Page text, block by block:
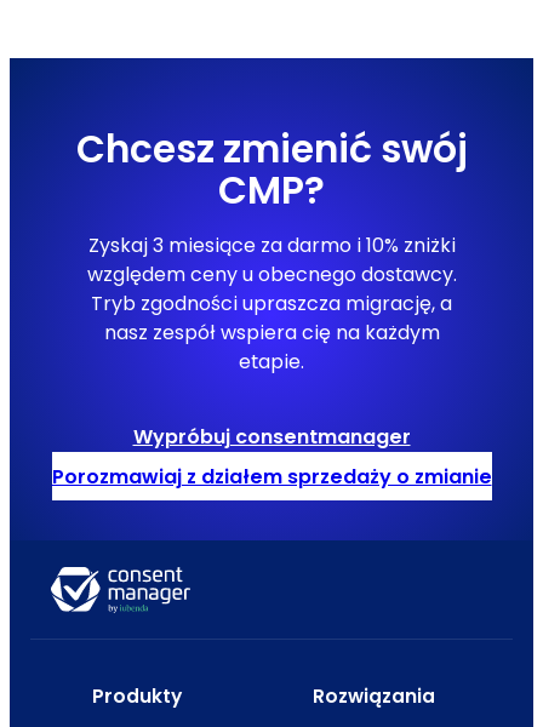
Chcesz zmienić swój
CMP?
Zyskaj 3 miesiące za darmo i 10% zniżki
względem ceny u obecnego dostawcy.
Tryb zgodności upraszcza migrację, a
nasz zespół wspiera cię na każdym
etapie.
Wypróbuj consentmanager
Porozmawiaj z działem sprzedaży o zmianie
Produkty Rozwiązania